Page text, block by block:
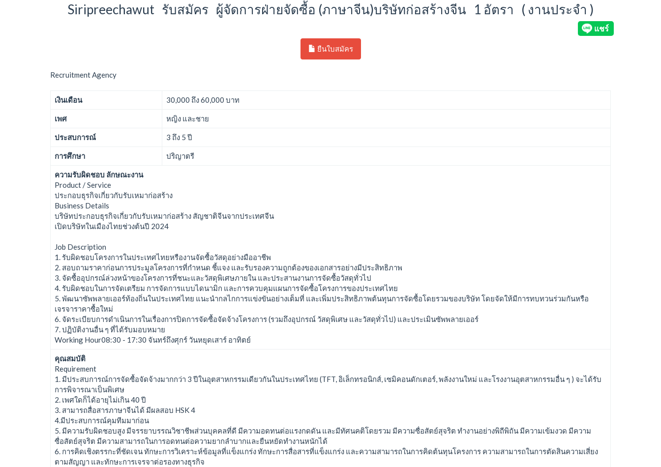
Siripreechawut รับสมัคร ผู้จัดการฝ่ายจัดซื้อ (ภาษาจีน)บริษัทก่อสร้างจีน 1 อัตรา ( งานประจำ )
ยืนใบสมัคร
Recruitment Agency
เงินเดือน 30,000 ถึง 60,000 บาท
เพศ หญิง และชาย
ประสบการณ์ 3 ถึง 5 ปี
การศึกษา ปริญาตรี
ความรับผิดชอบ ลักษณะงาน
Product / Service
ประกอบธุรกิจเกี่ยวกับรับเหมาก่อสร้าง
Business Details
บริษัทประกอบธุรกิจเกี่ยวกับรับเหมาก่อสร้าง สัญชาติจีนจากประเทศจีน
เปิดบริษัทในเมืองไทยช่วงต้นปี 2024
Job Description
1. รับผิดชอบโครงการในประเทศไทยหรืองานจัดซื้อวัสดุอย่างมืออาชีพ
2. สอบถามราคาก่อนการประมูลโครงการที่กำหนด ชี้แจง และรับรองความถูกต้องของเอกสารอย่างมีประสิทธิภาพ
3. จัดซื้ออุปกรณ์ล่วงหน้าของโครงการที่ชนะและวัสดุพิเศษภายใน และประสานงานการจัดซื้อวัสดุทั่วไป
4. รับผิดชอบในการจัดเตรียม การจัดการแบบไดนามิก และการควบคุมแผนการจัดซื้อโครงการของประเทศไทย
5. พัฒนาซัพพลายเออร์ท้องถิ่นในประเทศไทย แนะนำกลไกการแข่งขันอย่างเต็มที่ และเพิ่มประสิทธิภาพต้นทุนการจัดซื้อโดยรวมของบริษัท โดยจัดให้มีการทบทวนร่วมกันหรือ
เจรจาราคาซื้อใหม่
6. จัดระเบียบการดำเนินการในเรื่องการปิดการจัดซื้อจัดจ้างโครงการ (รวมถึงอุปกรณ์ วัสดุพิเศษ และวัสดุทั่วไป) และประเมินซัพพลายเออร์
7. ปฏิบัติงานอื่น ๆ ที่ได้รับมอบหมาย
Working Hour08:30 - 17:30 จันทร์ถึงศุกร์ วันหยุดเสาร์ อาทิตย์
คุณสมบัติ
Requirement
1. มีประสบการณ์การจัดซื้อจัดจ้างมากกว่า 3 ปีในอุตสาหกรรมเดียวกันในประเทศไทย (TFT, อิเล็กทรอนิกส์, เซมิคอนดักเตอร์, พลังงานใหม่ และโรงงานอุตสาหกรรมอื่น ๆ ) จะได้รับ
การพิจารณาเป็นพิเศษ
2. เพศใดก็ได้อายุไม่เกิน 40 ปี
3. สามารถสื่อสารภาษาจีนได้ มีผลสอบ HSK 4
4.มีประสบการณ์คุมทีมมาก่อน
5. มีความรับผิดชอบสูง มีจรรยาบรรณวิชาชีพส่วนบุคคลที่ดี มีความอดทนต่อแรงกดดัน และมีทัศนคติโดยรวม มีความซื่อสัตย์สุจริต ทำงานอย่างพิถีพิถัน มีความเข้มงวด มีความ
ซื่อสัตย์สุจริต มีความสามารถในการอดทนต่อความยากลำบากและยืนหยัดทำงานหนักได้
6. การคิดเชิงตรรกะที่ชัดเจน ทักษะการวิเคราะห์ข้อมูลที่แข็งแกร่ง ทักษะการสื่อสารที่แข็งแกร่ง และความสามารถในการคิดต้นทุนโครงการ ความสามารถในการตัดสินความเสี่ยง
ตามสัญญา และทักษะการเจรจาต่อรองทางธุรกิจ